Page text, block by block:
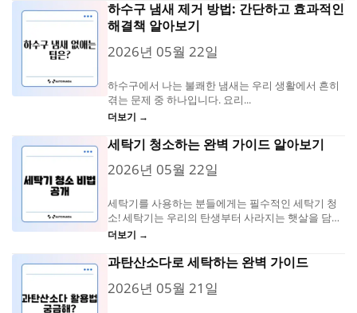
하수구 냄새 제거 방법: 간단하고 효과적인
해결책 알아보기
2026년 05월 22일
하수구에서 나는 불쾌한 냄새는 우리 생활에서 흔히
겪는 문제 중 하나입니다. 요리...
더보기 →
세탁기 청소하는 완벽 가이드 알아보기
2026년 05월 22일
세탁기를 사용하는 분들에게는 필수적인 세탁기 청
소! 세탁기는 우리의 탄생부터 사라지는 햇살을 담
은...
더보기 →
과탄산소다로 세탁하는 완벽 가이드
2026년 05월 21일